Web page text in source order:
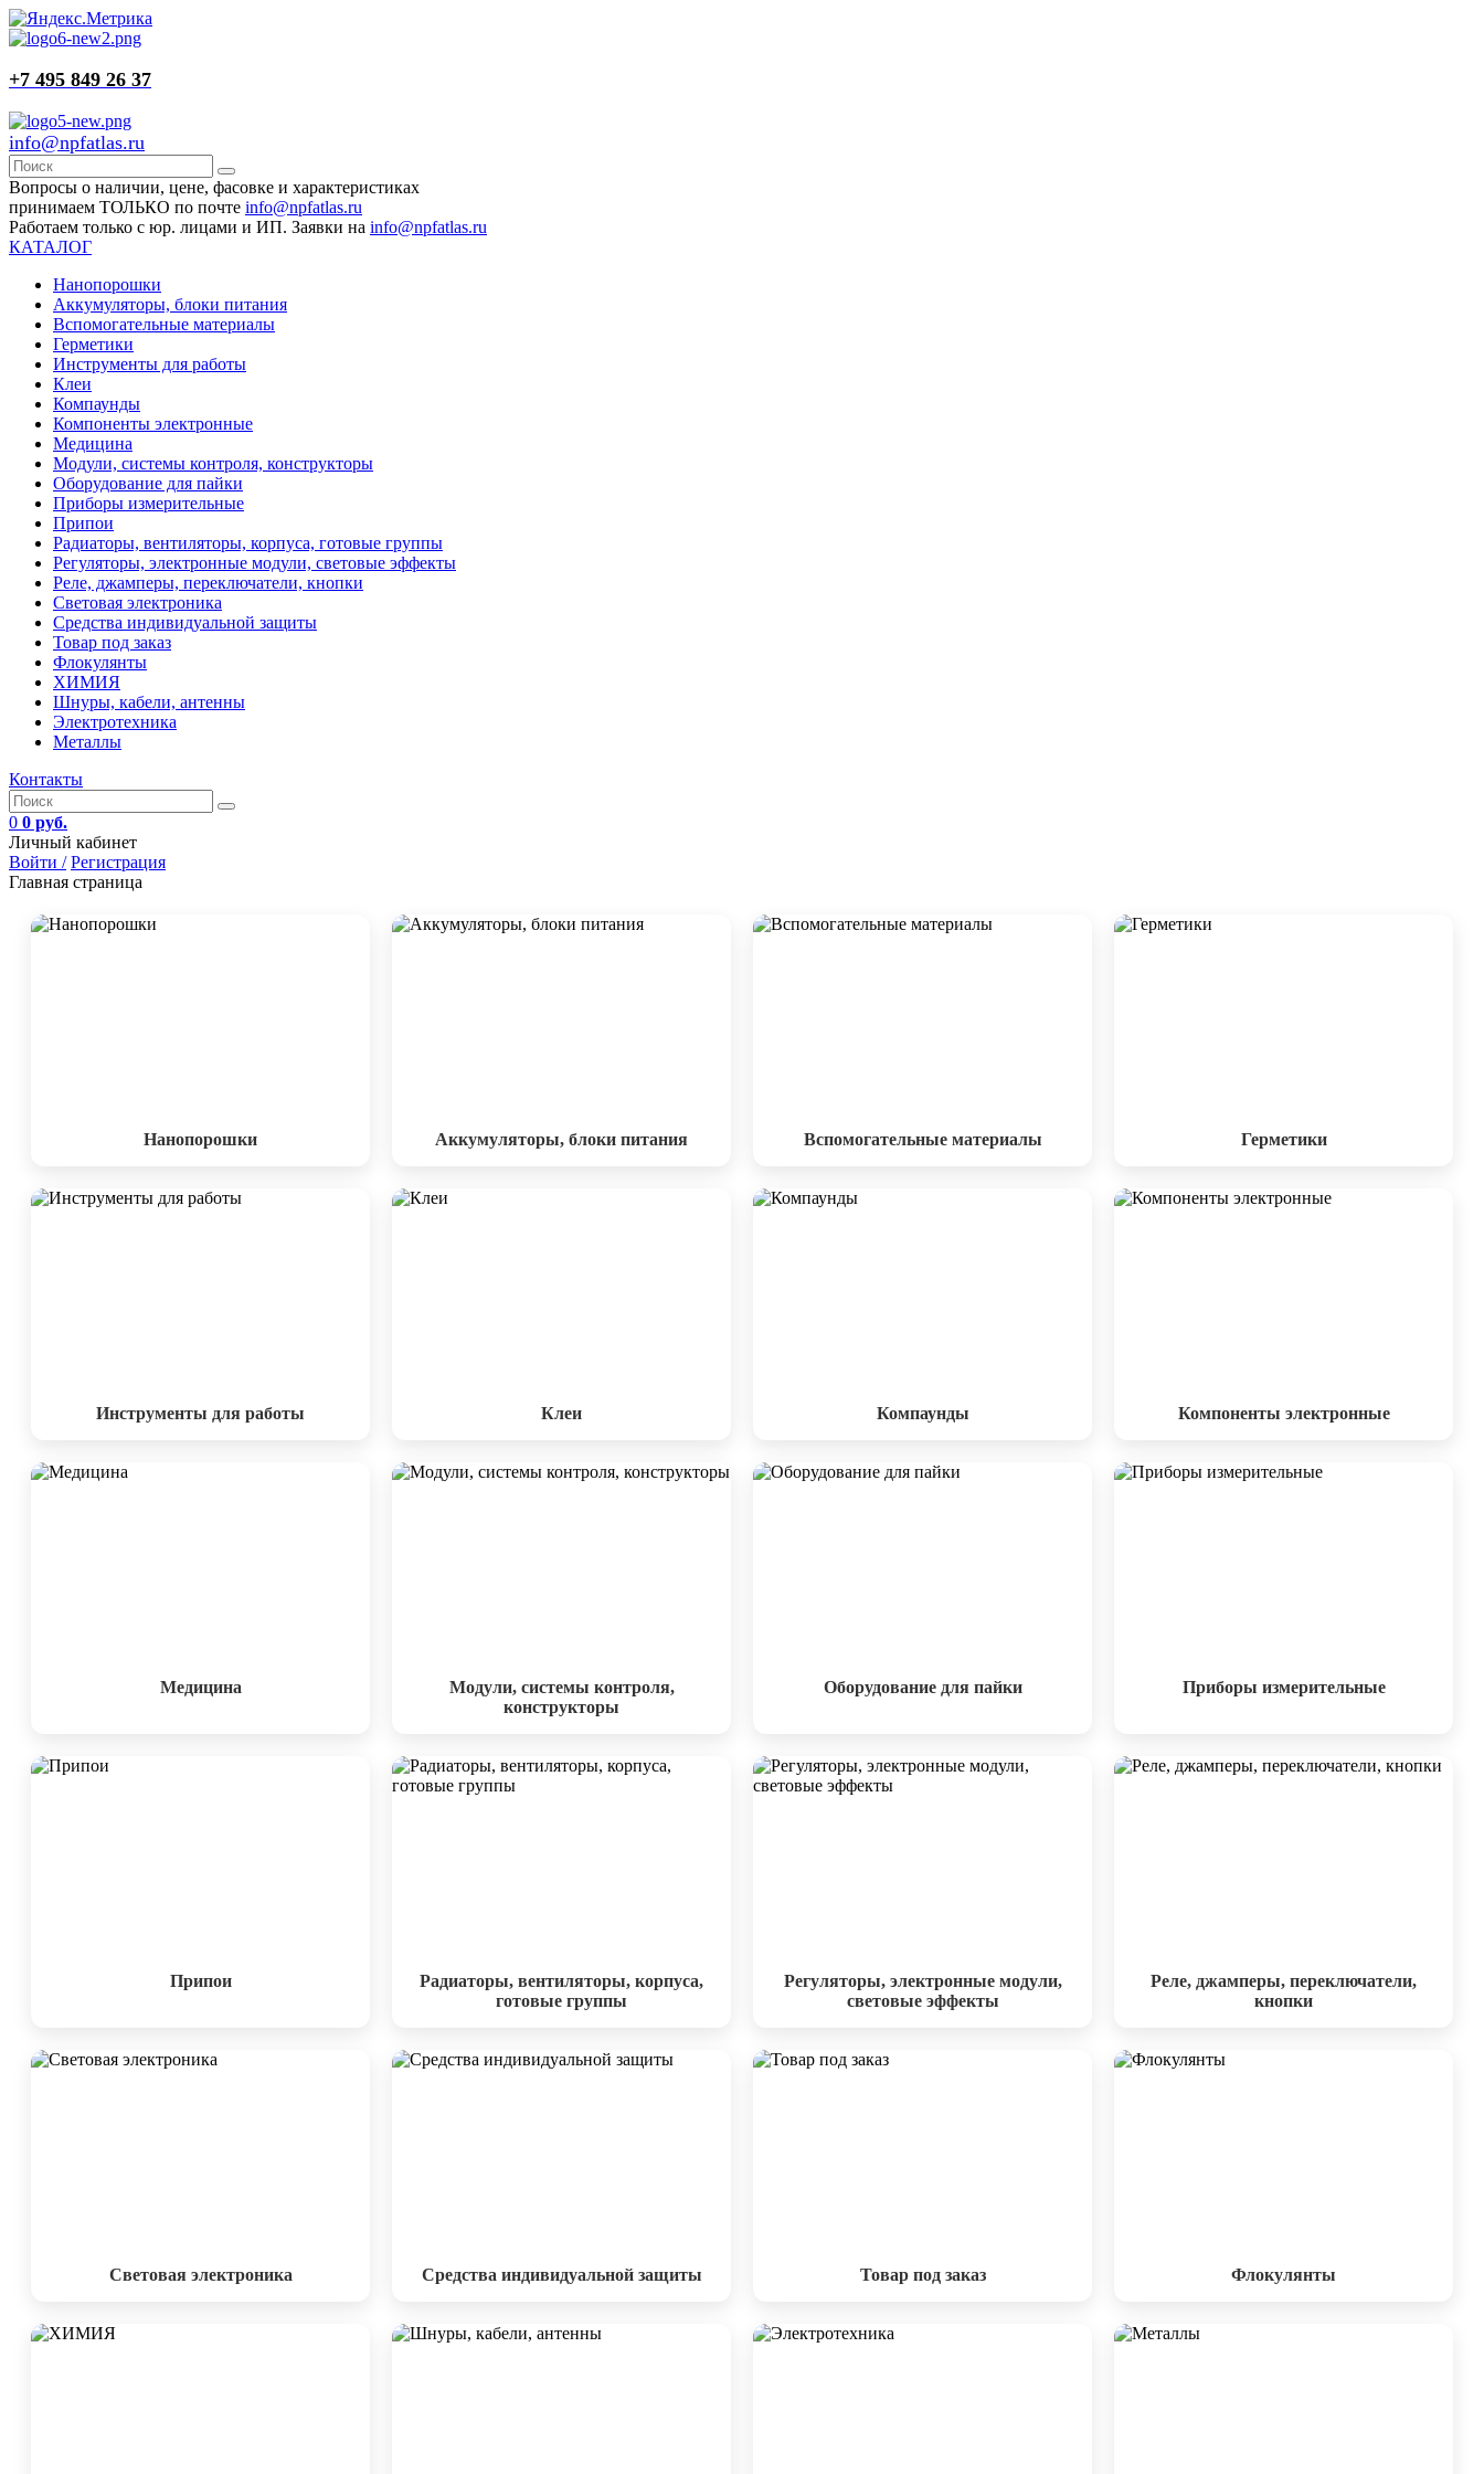
+7 495 849 26 37
info@npfatlas.ru
Вопросы о наличии, цене, фасовке и характеристиках
принимаем ТОЛЬКО по почте info@npfatlas.ru
Работаем только с юр. лицами и ИП. Заявки на info@npfatlas.ru
КАТАЛОГ
Нанопорошки
Аккумуляторы, блоки питания
Вспомогательные материалы
Герметики
Инструменты для работы
Клеи
Компаунды
Компоненты электронные
Медицина
Модули, системы контроля, конструкторы
Оборудование для пайки
Приборы измерительные
Припои
Радиаторы, вентиляторы, корпуса, готовые группы
Регуляторы, электронные модули, световые эффекты
Реле, джамперы, переключатели, кнопки
Световая электроника
Средства индивидуальной защиты
Товар под заказ
Флокулянты
ХИМИЯ
Шнуры, кабели, антенны
Электротехника
Металлы
Контакты
0 0 руб.
Личный кабинет
Войти / Регистрация
Главная страница
Нанопорошки Аккумуляторы, блоки питания Вспомогательные материалы Герметики
Инструменты для работы Клеи Компаунды Компоненты электронные
Медицина
Модули, системы контроля,
конструкторы
Оборудование для пайки Приборы измерительные
Припои
Радиаторы, вентиляторы, корпуса,
готовые группы
Регуляторы, электронные модули,
световые эффекты
Реле, джамперы, переключатели,
кнопки
Световая электроника Средства индивидуальной защиты Товар под заказ Флокулянты